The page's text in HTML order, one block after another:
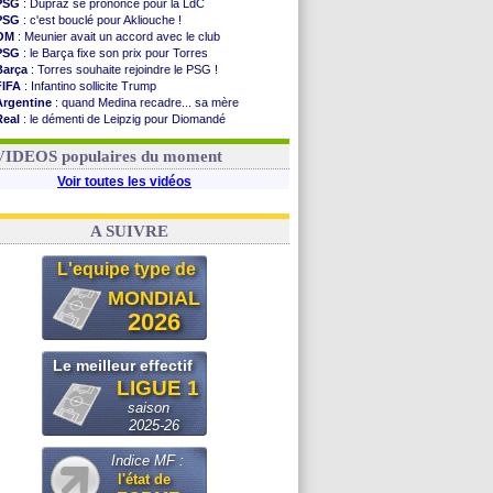
: Dupraz se prononce pour la LdC
: c'est bouclé pour Akliouche !
: Meunier avait un accord avec le club
: le Barça fixe son prix pour Torres
: Torres souhaite rejoindre le PSG !
: Infantino sollicite Trump
: quand Medina recadre... sa mère
: le démenti de Leipzig pour Diomandé
: le conseiller d'Infantino démissionne !
populaires du moment
Voir toutes les vidéos
A SUIVRE
L'equipe type de
MONDIAL
2026
Le meilleur effectif
LIGUE 1
saison
2025-26
Indice MF :
l'état de